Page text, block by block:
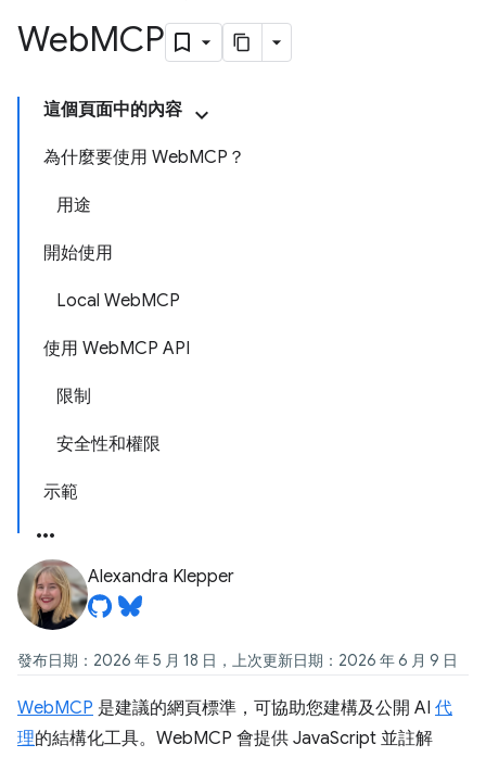
WebMCP
這個頁面中的內容
為什麼要使用 WebMCP？
用途
開始使用
Local WebMCP
使用 WebMCP API
限制
安全性和權限
示範
Alexandra Klepper
發布日期：2026 年 5 月 18 日，上次更新日期：2026 年 6 月 9 日
WebMCP 是建議的網頁標準，可協助您建構及公開 AI 代
理的結構化工具。WebMCP 會提供 JavaScript 並註解